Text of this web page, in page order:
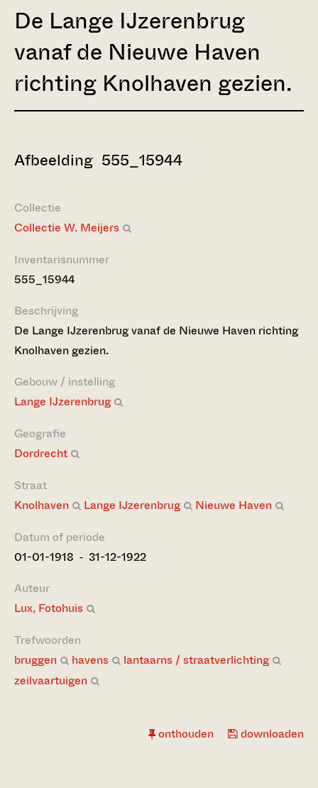
De Lange IJzerenbrug
vanaf de Nieuwe Haven
richting Knolhaven gezien.
Afbeelding 555_15944
Collectie
Collectie W. Meijers
Inventarisnummer
555_15944
Beschrijving
De Lange IJzerenbrug vanaf de Nieuwe Haven richting
Knolhaven gezien.
Gebouw / instelling
Lange IJzerenbrug
Geografie
Dordrecht
Straat
Knolhaven
Lange IJzerenbrug
Nieuwe Haven
Datum of periode
01-01-1918 ‐ 31-12-1922
Auteur
Lux, Fotohuis
Trefwoorden
bruggen
havens
lantaarns / straatverlichting
zeilvaartuigen
onthouden downloaden